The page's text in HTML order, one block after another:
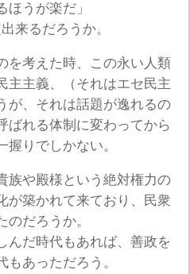
ほうが楽だ」
来るだろうか。
を考えた時、この永い人類
主主義、（それはエセ民主
が、それは話題が逸れるの
ばれる体制に変わってから
りでしかない。
族や殿様という絶対権力の
が築かれて来ており、民衆
だろうか。
んだ時代もあれば、善政を
もあっただろう。